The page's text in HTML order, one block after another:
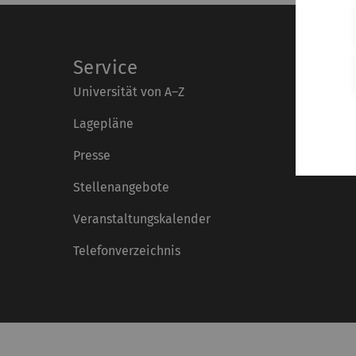
Service
Universität von A–Z
Lagepläne
Presse
Stellenangebote
Veranstaltungskalender
Telefonverzeichnis